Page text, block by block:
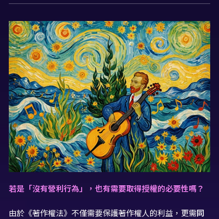
若是「沒有營利行為」，也有需要取得授權的必要性嗎？
由於《著作權法》不僅需要保護著作權人的利益，更需同